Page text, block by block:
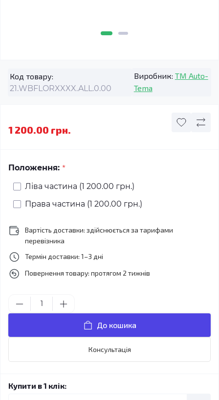
Код товару:
21.WBFLORXXXX.ALL.0.00
Виробник: TM Auto-
Tema
1 200.00 грн.
Положення: *
Ліва частина (1 200.00 грн.)
Права частина (1 200.00 грн.)
Вартість доставки: здійснюється за тарифами
перевізника
Термін доставки: 1–3 дні
Повернення товару: протягом 2 тижнів
До кошика
Консультація
Купити в 1 клік: